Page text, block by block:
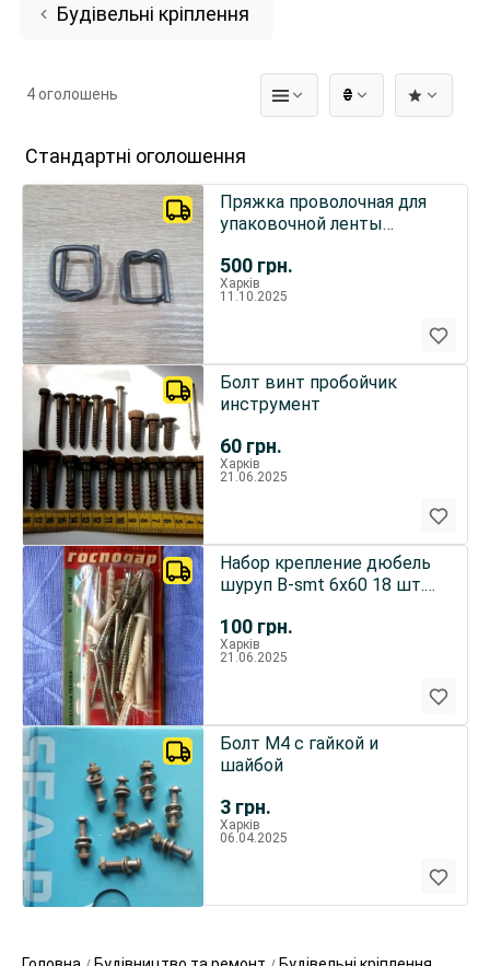
Будівельні кріплення
₴
4 оголошень
Стандартні оголошення
500 грн.
Пряжка проволочная для
упаковочной ленты
Харків
11.10.2025
60 грн.
Болт винт пробойчик
инструмент
Харків
21.06.2025
100 грн.
Набор крепление дюбель
шуруп B-smt 6х60 18 шт.
Харків
21.06.2025
3 грн.
Болт М4 с гайкой и
шайбой
Харків
06.04.2025